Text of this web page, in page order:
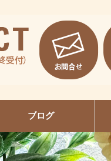
ブログ
日本増毛スクール大垣校
ネイルデザイン
REVI陶肌トリートメント
爪育成
美容整体
セルフホワイトニング
ルビケイトセミナー